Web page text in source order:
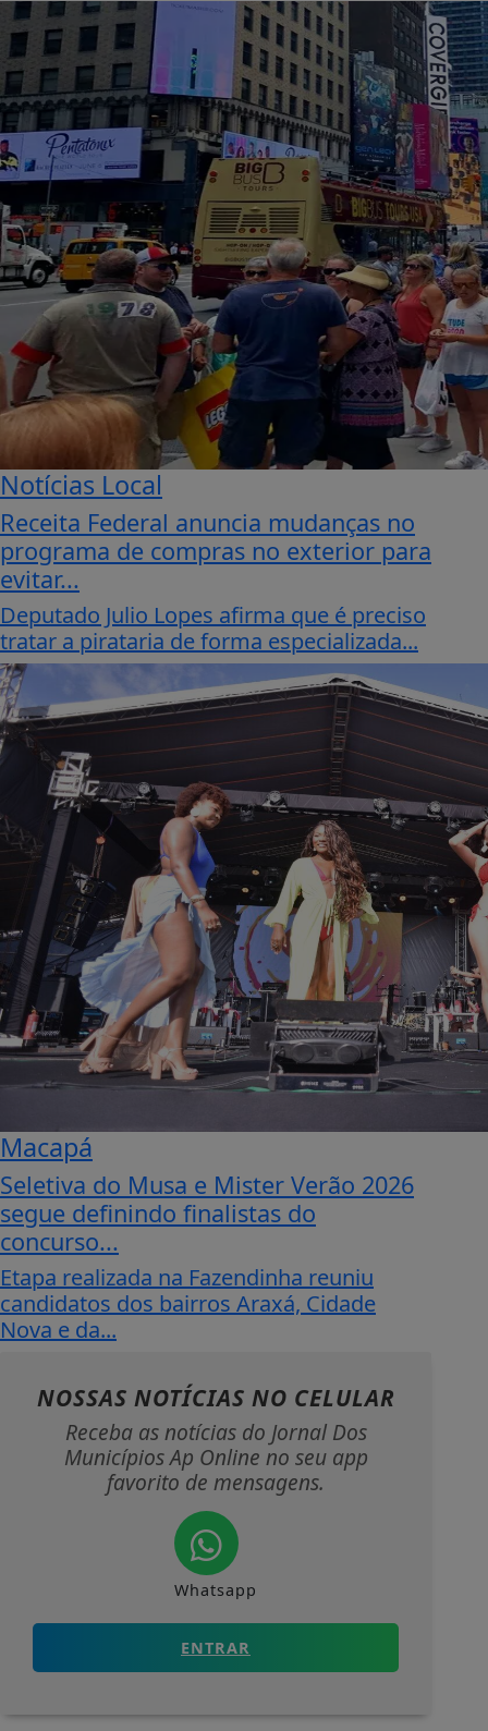
Notícias Local
Receita Federal anuncia mudanças no
programa de compras no exterior para
evitar...
Deputado Julio Lopes afirma que é preciso
tratar a pirataria de forma especializada...
Macapá
Seletiva do Musa e Mister Verão 2026
segue definindo finalistas do
concurso...
Etapa realizada na Fazendinha reuniu
candidatos dos bairros Araxá, Cidade
Nova e da...
NOSSAS NOTÍCIAS NO CELULAR
Receba as notícias do Jornal Dos
Municípios Ap Online no seu app
favorito de mensagens.
Whatsapp
ENTRAR